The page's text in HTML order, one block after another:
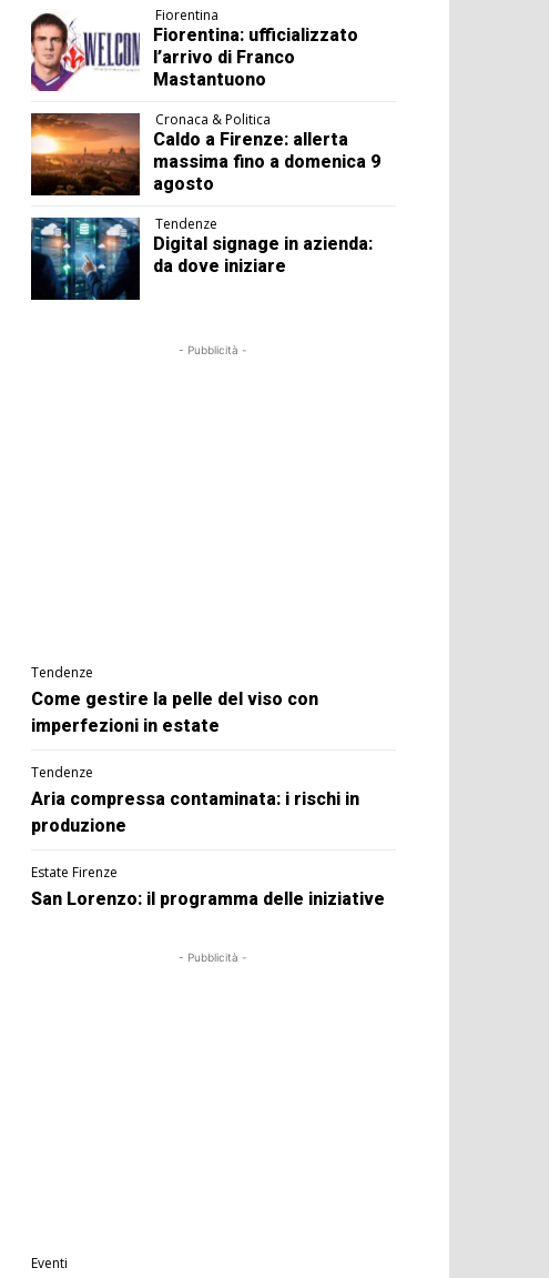
Fiorentina
Fiorentina: ufficializzato
l’arrivo di Franco
Mastantuono
Cronaca & Politica
Caldo a Firenze: allerta
massima fino a domenica 9
agosto
Tendenze
Digital signage in azienda:
da dove iniziare
- Pubblicità -
Tendenze
Come gestire la pelle del viso con
imperfezioni in estate
Tendenze
Aria compressa contaminata: i rischi in
produzione
Estate Firenze
San Lorenzo: il programma delle iniziative
- Pubblicità -
Eventi